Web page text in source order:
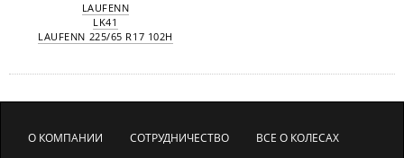
LAUFENN
LK41
LAUFENN 225/65 R17 102H
О КОМПАНИИ СОТРУДНИЧЕСТВО ВСЕ О КОЛЕСАХ